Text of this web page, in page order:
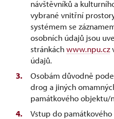
návštěvníků a
vybrané vnitřní
systémem se
osobních údajů jsou
stránkáchwww.npu.cz
údajů.
Osobám důvodně
drog a jiných
památkového objektu/
Vstup do